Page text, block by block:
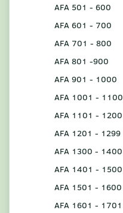
AFA 501 - 600
AFA 601 - 700
AFA 701 - 800
AFA 801 -900
AFA 901 - 1000
AFA 1001 - 1100
AFA 1101 - 1200
AFA 1201 - 1299
AFA 1300 - 1400
AFA 1401 - 1500
AFA 1501 - 1600
AFA 1601 - 1701